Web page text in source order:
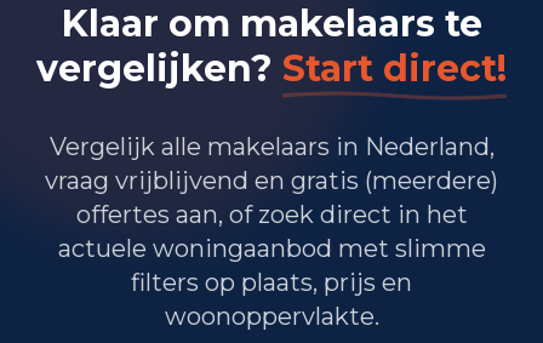
Zakelijke dienstverlening 195
Overheid, onderwijs en zorg 150
Landbouw, bosbouw en visserij 45
Vervoer, informatie en communicatie
Financiele diensten en onroerendgoed 30
Cultuur, recreatie en overige diensten
Klaar om makelaars te
vergelijken? Start direct!
Vergelijk alle makelaars in Nederland,
vraag vrijblijvend en gratis (meerdere)
offertes aan, of zoek direct in het
actuele woningaanbod met slimme
filters op plaats, prijs en
woonoppervlakte.